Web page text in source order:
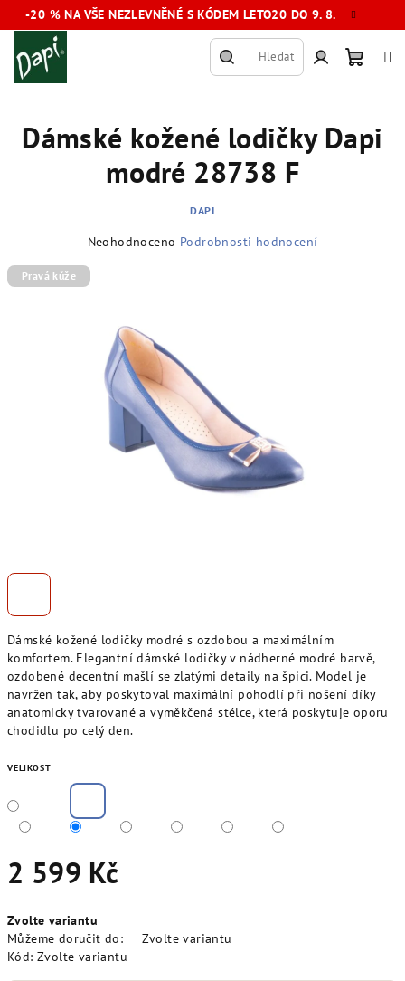
Přejít
na
-20 % NA VŠE NEZLEVNĚNÉ S KÓDEM LETO20 DO 9. 8.
Hledat
košík
Dámské kožené lodičky modré s ozdobou a maximálním
komfortem. Elegantní dámské lodičky v nádherné modré barvě,
ozdobené decentní mašlí se zlatými detaily na špici. Model je
navržen tak, aby poskytoval maximální pohodlí při nošení díky
anatomicky tvarované a vyměkčená stélce, která poskytuje oporu
chodidlu po celý den.
VELIKOST
2 599 Kč
cena:
Zvolte variantu
Můžeme doručit do:
Zvolte variantu
Kód: Zvolte variantu
Dámské kožené lodičky Dapi
modré 28738 F
DAPI
produktu
Neohodnoceno Podrobnosti hodnocení
Pravá kůže